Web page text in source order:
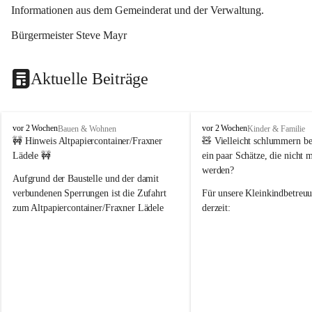
Informationen aus dem Gemeinderat und der Verwaltung.
Bürgermeister Steve Mayr
Aktuelle Beiträge
F
r
a
e
r
n
vor 2 WochenBauen & Wohnen
🚧 Hinweis Altpapiercontainer/Fraxner
Lädele 🚧
Aufgrund der Baustelle und der damit
verbundenen Sperrungen ist die Zufahrt
zum Altpapiercontainer/Fraxner Lädele
F
r
a
x
r
n
vor 2 WochenKinder & Familie
🧸 Vielleicht schlummern
ein paar Schätze, die nicht
werden?
Für unsere
derzeit: